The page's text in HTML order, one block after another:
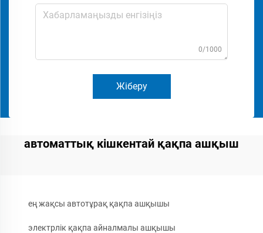
0/1000
Жіберу
автоматтық кішкентай қақпа ашқыш
ең жақсы автотұрақ қақпа ашқышы
электрлік қақпа айналмалы ашқышы